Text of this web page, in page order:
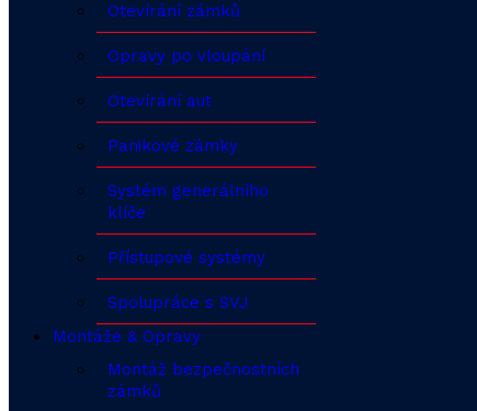
Otevírání zámků
Opravy po vloupání
Otevírání aut
Panikové zámky
Systém generálního
klíče
Přístupové systémy
Spolupráce s SVJ
Montáže & Opravy
Montáž bezpečnostních
zámků